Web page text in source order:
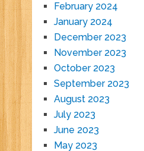
February 2024
January 2024
December 2023
November 2023
October 2023
September 2023
August 2023
July 2023
June 2023
May 2023